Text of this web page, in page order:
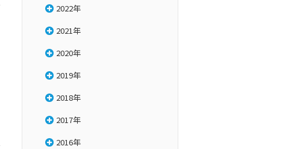
2022年
2021年
2020年
2019年
2018年
2017年
2016年